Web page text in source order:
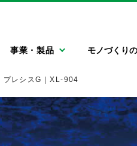
事業・製品
大型車両用洗車機 特殊車両
モノづくり
会社概要
エムケー
フィロソ
リア採用情報 信州の魅力
プレシスG｜XL-904